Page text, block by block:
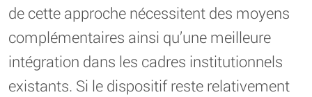
de cette approche nécessitent des moyens
complémentaires ainsi qu’une meilleure
intégration dans les cadres institutionnels
existants. Si le dispositif reste relativement